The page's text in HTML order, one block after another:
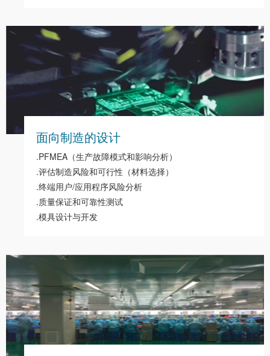
面向制造的设计
.PFMEA（生产故障模式和影响分析）
.评估制造风险和可行性（材料选择）
.终端用户/应用程序风险分析
.质量保证和可靠性测试
.模具设计与开发